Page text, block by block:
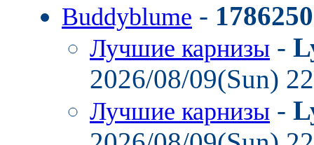
Buddyblume -
Лучшие карнизы -
2026/08/09(Sun)
Лучшие карнизы -